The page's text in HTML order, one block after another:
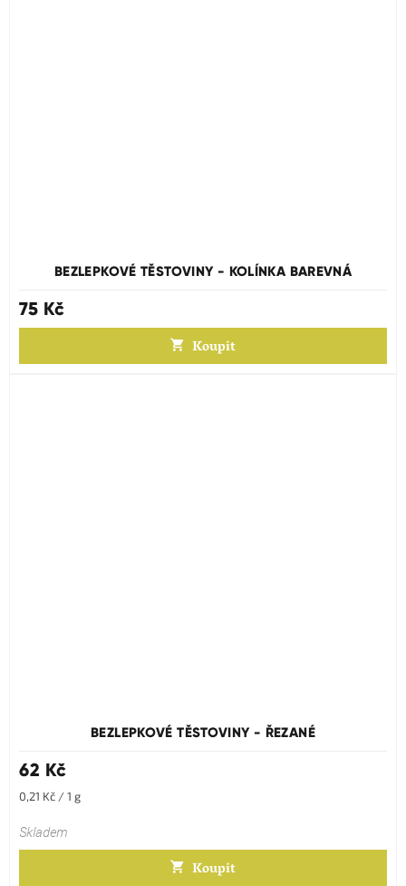
BEZLEPKOVÉ TĚSTOVINY - KOLÍNKA BAREVNÁ
75 Kč
Koupit
BEZLEPKOVÉ TĚSTOVINY - ŘEZANÉ
62 Kč
Měrná
0,21 Kč / 1 g
Skladem
Koupit